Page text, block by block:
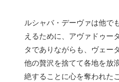
ルシャバ・デーヴァは他で
えるために、アヴァドゥー
タでありながらも、ヴェー
他の贅沢を捨てて各地を放
絶することに心を奪われた